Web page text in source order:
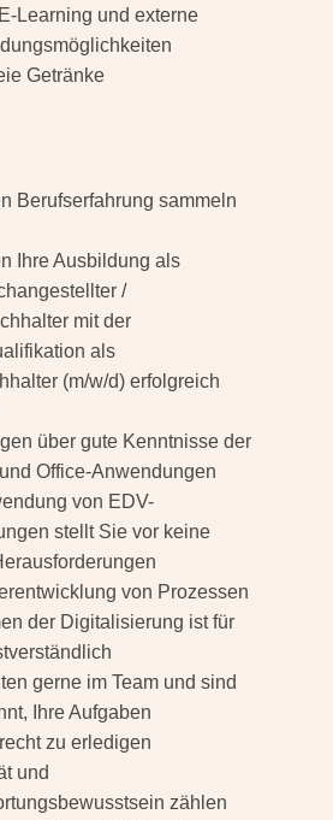
Learning und externe
Getränke
Berufserfahrung sammeln
Ihre Ausbildung als
/
mit der
als
(m/w/d) erfolgreich
über gute Kenntnisse der
Office-Anwendungen
von EDV-
stellt Sie vor keine
von Prozessen
der Digitalisierung ist für
gerne im Team und sind
Ihre Aufgaben
zu erledigen
und
zählen